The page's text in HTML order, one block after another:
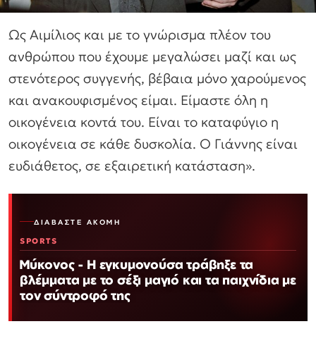
Ως Αιμίλιος και με το γνώρισμα πλέον του
ανθρώπου που έχουμε μεγαλώσει μαζί και ως
στενότερος συγγενής, βέβαια μόνο χαρούμενος
και ανακουφισμένος είμαι. Είμαστε όλη η
οικογένεια κοντά του. Είναι το καταφύγιο η
οικογένεια σε κάθε δυσκολία. Ο Γιάννης είναι
ευδιάθετος, σε εξαιρετική κατάσταση».
ΔΙΑΒΆΣΤΕ ΑΚΌΜΗ
SPORTS
Μύκονος - Η εγκυμονούσα τράβηξε τα
βλέμματα με το σέξι μαγιό και τα παιχνίδια με
τον σύντροφό της